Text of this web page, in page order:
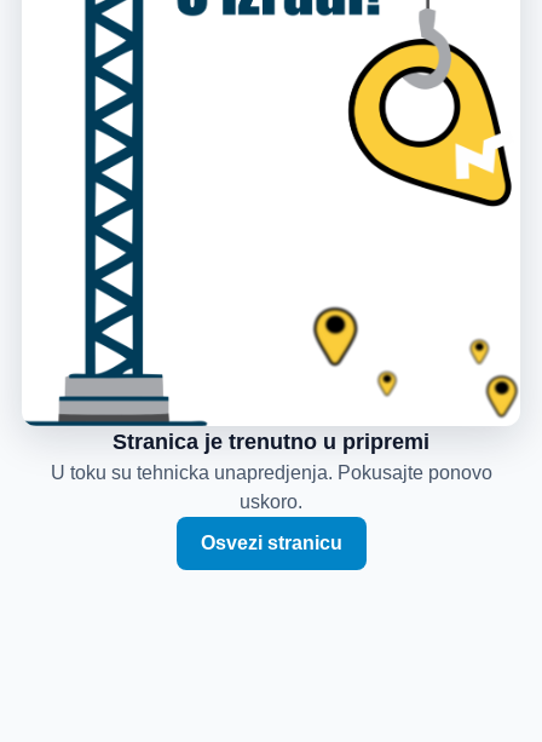
Stranica je trenutno u pripremi
U toku su tehnicka unapredjenja. Pokusajte ponovo
uskoro.
Osvezi stranicu